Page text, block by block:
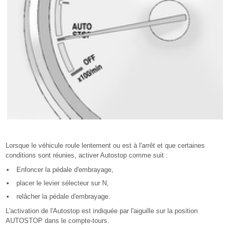
Lorsque le véhicule roule lentement ou est à l'arrêt et que certaines
conditions sont réunies, activer Autostop comme suit :
Enfoncer la pédale d'embrayage,
placer le levier sélecteur sur N,
relâcher la pédale d'embrayage.
L'activation de l'Autostop est indiquée par l'aiguille sur la position
AUTOSTOP dans le compte-tours.